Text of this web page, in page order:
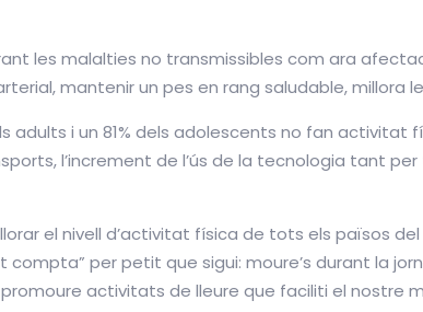
les malalties no transmissibles com ara
mantenir un pes en rang saludable, millora
adults i un 81% dels adolescents no fan activitat
l’increment de l’ús de la tecnologia tant
el nivell d’activitat física de tots els països del
compta” per petit que sigui: moure’s durant la
activitats de lleure que faciliti el nostre